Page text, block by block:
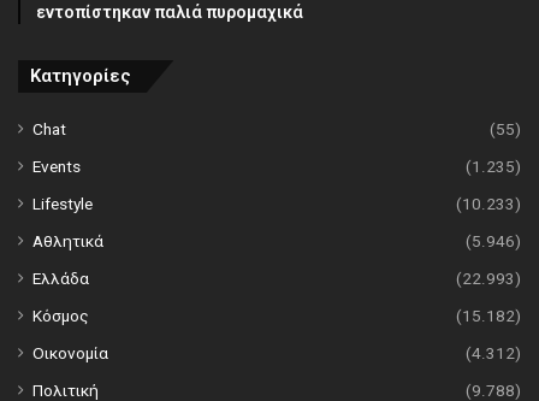
εντοπίστηκαν παλιά πυρομαχικά
Κατηγορίες
Chat
(55)
Events
(1.235)
Lifestyle
(10.233)
Αθλητικά
(5.946)
Ελλάδα
(22.993)
Κόσμος
(15.182)
Οικονομία
(4.312)
Πολιτική
(9.788)